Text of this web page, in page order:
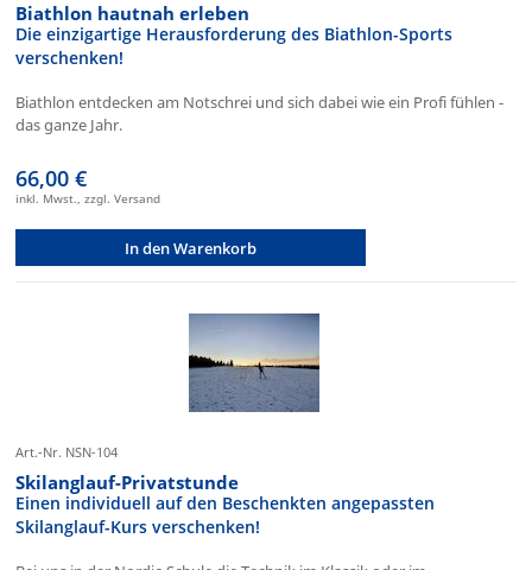
Biathlon hautnah erleben
Die einzigartige Herausforderung des Biathlon-Sports
verschenken!
Biathlon entdecken am Notschrei und sich dabei wie ein Profi fühlen -
das ganze Jahr.
66,00 €
inkl. Mwst., zzgl. Versand
In den Warenkorb
Art.-Nr. NSN-104
Skilanglauf-Privatstunde
Einen individuell auf den Beschenkten angepassten
Skilanglauf-Kurs verschenken!